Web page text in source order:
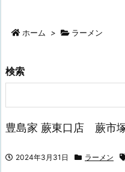
ホーム > ラーメン
検索
豊島家 蕨東口店 蕨市
2024年3月31日 ラーメン